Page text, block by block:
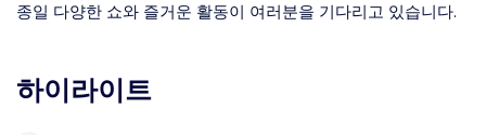
종일 다양한 쇼와 즐거운 활동이 여러분을 기다리고 있습니다.
하이라이트